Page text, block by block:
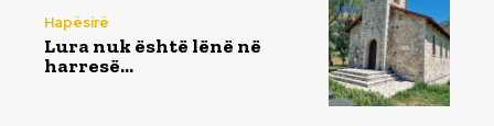
Hapësirë
Lura nuk është lënë në
harresë…